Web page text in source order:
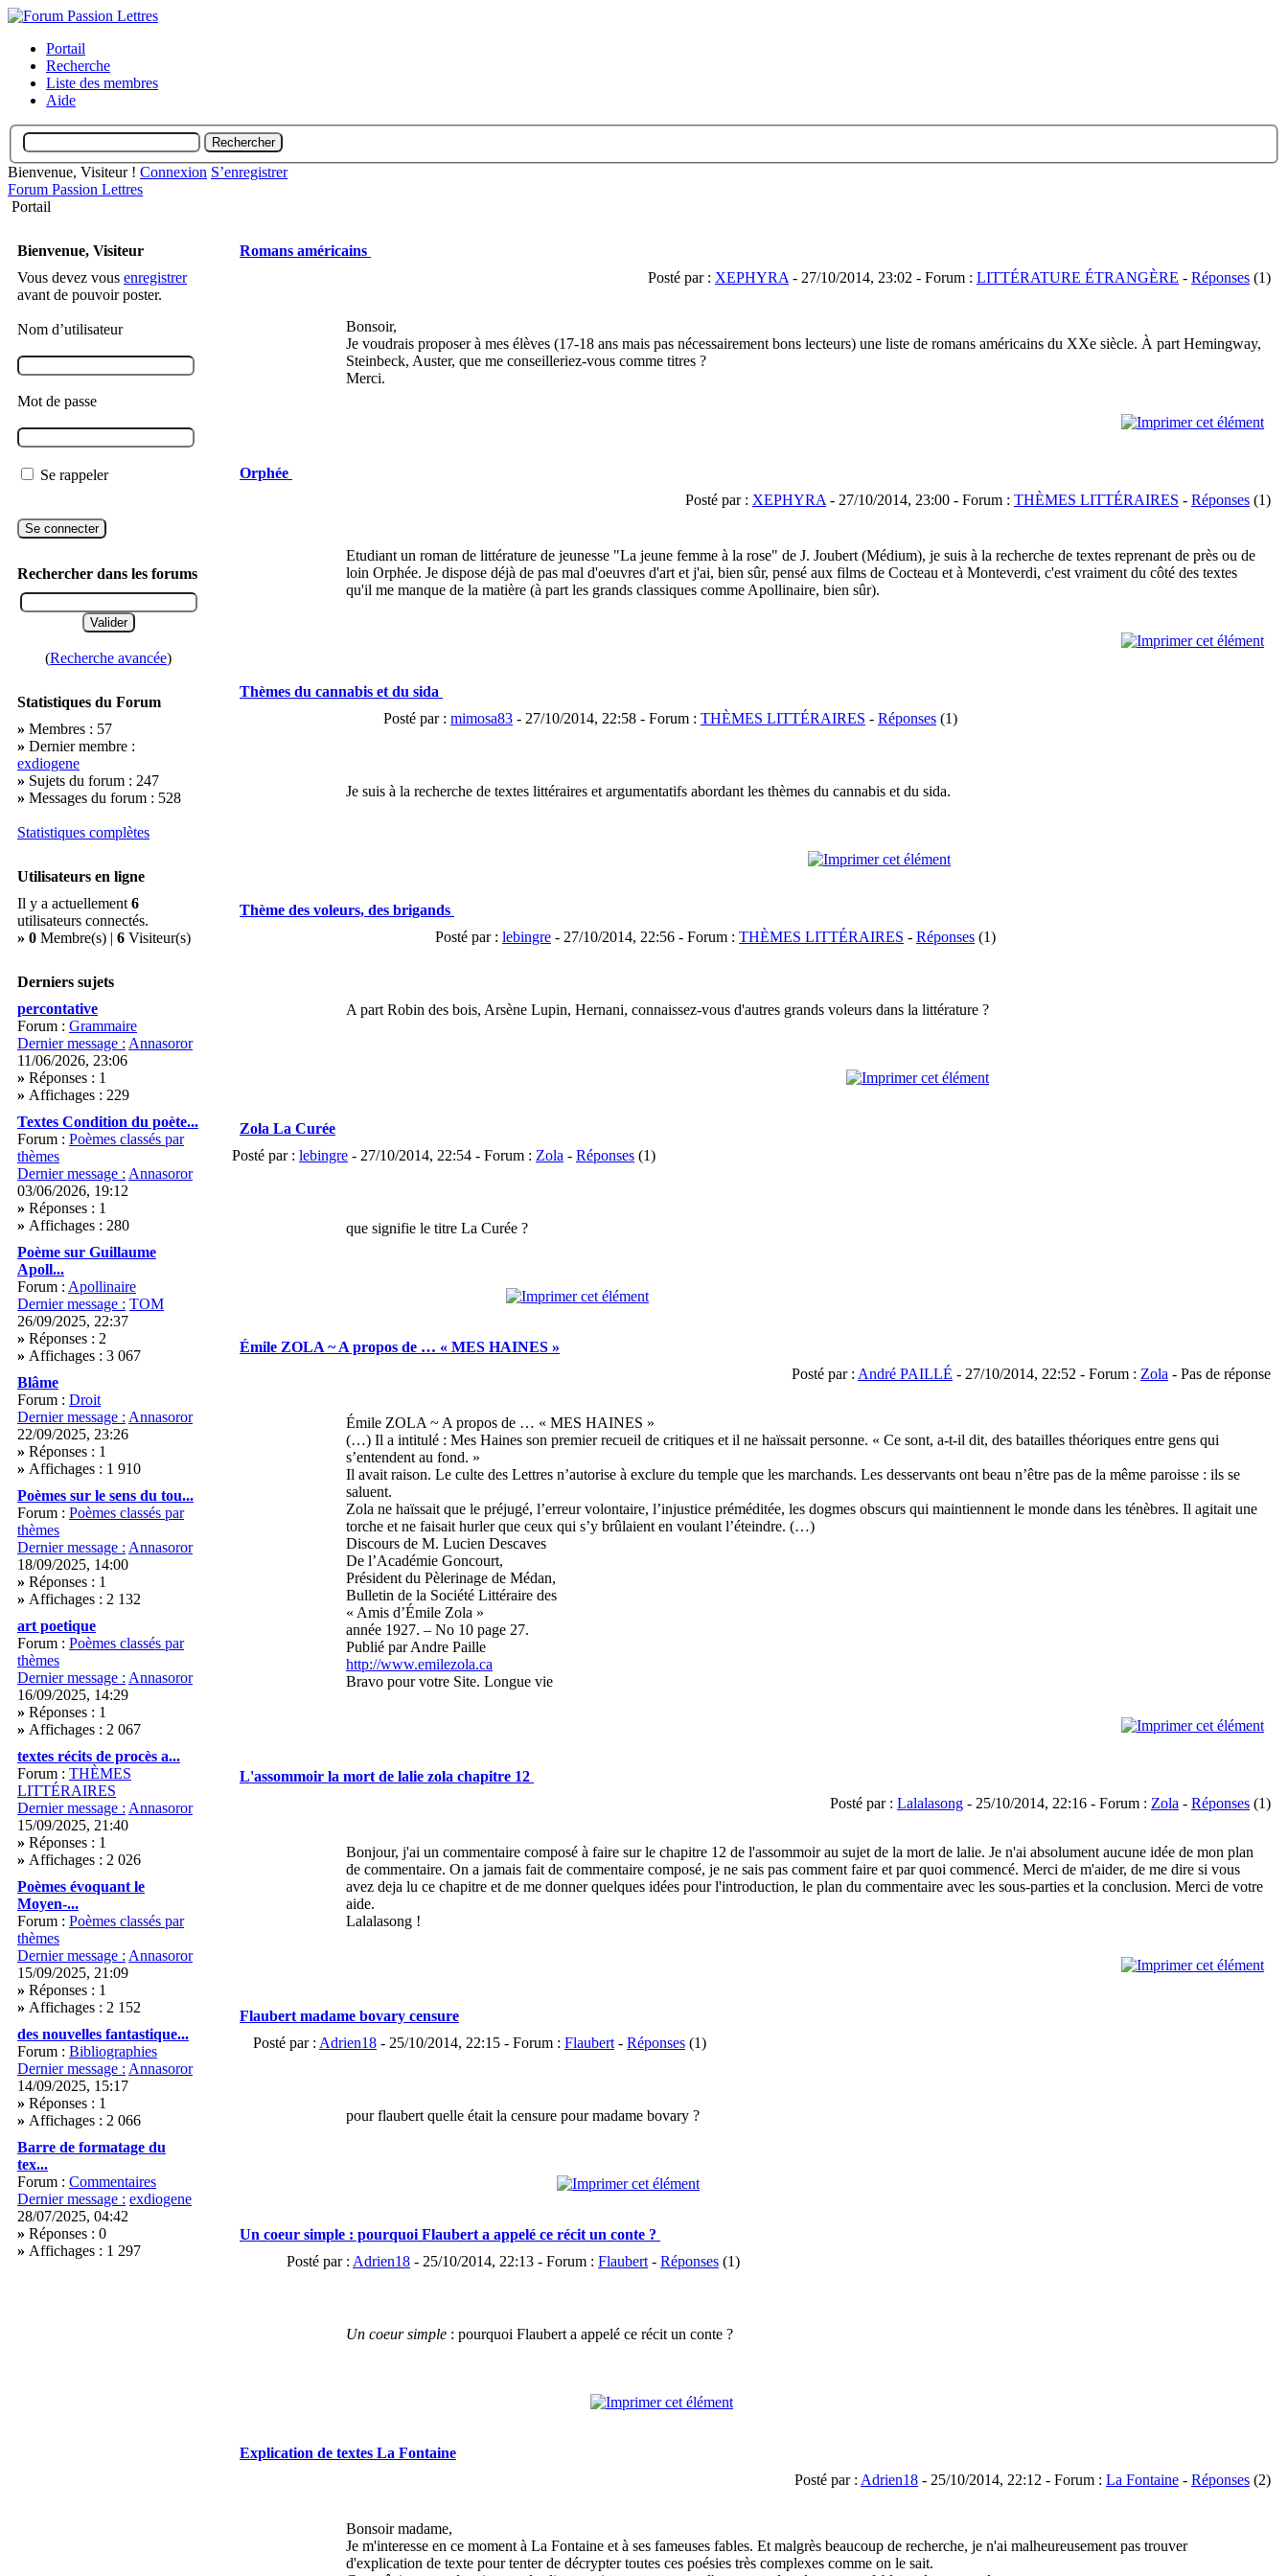
Portail
Recherche
Liste des membres
Aide
Bienvenue, Visiteur ! Connexion S’enregistrer
Forum Passion Lettres
Portail
Bienvenue, Visiteur
Vous devez vous enregistrer
avant de pouvoir poster.
Nom d’utilisateur
Mot de passe
Se rappeler
Rechercher dans les forums
(Recherche avancée)
Statistiques du Forum
» Membres : 57
» Dernier membre :
exdiogene
» Sujets du forum : 247
» Messages du forum : 528
Statistiques complètes
Utilisateurs en ligne
Il y a actuellement 6
utilisateurs connectés.
» 0 Membre(s) | 6 Visiteur(s)
Derniers sujets
percontative
Forum : Grammaire
Dernier message : Annasoror
11/06/2026, 23:06
» Réponses : 1
» Affichages : 229
Textes Condition du poète...
Forum : Poèmes classés par
thèmes
Dernier message : Annasoror
03/06/2026, 19:12
» Réponses : 1
» Affichages : 280
Poème sur Guillaume
Apoll...
Forum : Apollinaire
Dernier message : TOM
26/09/2025, 22:37
» Réponses : 2
» Affichages : 3 067
Blâme
Forum : Droit
Dernier message : Annasoror
22/09/2025, 23:26
» Réponses : 1
» Affichages : 1 910
Poèmes sur le sens du tou...
Forum : Poèmes classés par
thèmes
Dernier message : Annasoror
18/09/2025, 14:00
» Réponses : 1
» Affichages : 2 132
art poetique
Forum : Poèmes classés par
thèmes
Dernier message : Annasoror
16/09/2025, 14:29
» Réponses : 1
» Affichages : 2 067
textes récits de procès a...
Forum : THÈMES
LITTÉRAIRES
Dernier message : Annasoror
15/09/2025, 21:40
» Réponses : 1
» Affichages : 2 026
Poèmes évoquant le
Moyen-...
Forum : Poèmes classés par
thèmes
Dernier message : Annasoror
15/09/2025, 21:09
» Réponses : 1
» Affichages : 2 152
des nouvelles fantastique...
Forum : Bibliographies
Dernier message : Annasoror
14/09/2025, 15:17
» Réponses : 1
» Affichages : 2 066
Barre de formatage du
tex...
Forum : Commentaires
Dernier message : exdiogene
28/07/2025, 04:42
» Réponses : 0
» Affichages : 1 297
Romans américains
Posté par : XEPHYRA - 27/10/2014, 23:02 - Forum : LITTÉRATURE ÉTRANGÈRE - Réponses (1)
Bonsoir,
Je voudrais proposer à mes élèves (17-18 ans mais pas nécessairement bons lecteurs) une liste de romans américains du XXe siècle. À part Hemingway,
Steinbeck, Auster, que me conseilleriez-vous comme titres ?
Merci.
Orphée
Posté par : XEPHYRA - 27/10/2014, 23:00 - Forum : THÈMES LITTÉRAIRES - Réponses (1)
Etudiant un roman de littérature de jeunesse "La jeune femme à la rose" de J. Joubert (Médium), je suis à la recherche de textes reprenant de près ou de
loin Orphée. Je dispose déjà de pas mal d'oeuvres d'art et j'ai, bien sûr, pensé aux films de Cocteau et à Monteverdi, c'est vraiment du côté des textes
qu'il me manque de la matière (à part les grands classiques comme Apollinaire, bien sûr).
Thèmes du cannabis et du sida
Posté par : mimosa83 - 27/10/2014, 22:58 - Forum : THÈMES LITTÉRAIRES - Réponses (1)
Je suis à la recherche de textes littéraires et argumentatifs abordant les thèmes du cannabis et du sida.
Thème des voleurs, des brigands
Posté par : lebingre - 27/10/2014, 22:56 - Forum : THÈMES LITTÉRAIRES - Réponses (1)
A part Robin des bois, Arsène Lupin, Hernani, connaissez-vous d'autres grands voleurs dans la littérature ?
Zola La Curée
Posté par : lebingre - 27/10/2014, 22:54 - Forum : Zola - Réponses (1)
que signifie le titre La Curée ?
Émile ZOLA ~ A propos de … « MES HAINES »
Posté par : André PAILLÉ - 27/10/2014, 22:52 - Forum : Zola - Pas de réponse
Émile ZOLA ~ A propos de … « MES HAINES »
(…) Il a intitulé : Mes Haines son premier recueil de critiques et il ne haïssait personne. « Ce sont, a-t-il dit, des batailles théoriques entre gens qui
s’entendent au fond. »
Il avait raison. Le culte des Lettres n’autorise à exclure du temple que les marchands. Les desservants ont beau n’être pas de la même paroisse : ils se
saluent.
Zola ne haïssait que le préjugé, l’erreur volontaire, l’injustice préméditée, les dogmes obscurs qui maintiennent le monde dans les ténèbres. Il agitait une
torche et ne faisait hurler que ceux qui s’y brûlaient en voulant l’éteindre. (…)
Discours de M. Lucien Descaves
De l’Académie Goncourt,
Président du Pèlerinage de Médan,
Bulletin de la Société Littéraire des
« Amis d’Émile Zola »
année 1927. – No 10 page 27.
Publié par Andre Paille
http://www.emilezola.ca
Bravo pour votre Site. Longue vie
L'assommoir la mort de lalie zola chapitre 12
Posté par : Lalalasong - 25/10/2014, 22:16 - Forum : Zola - Réponses (1)
Bonjour, j'ai un commentaire composé à faire sur le chapitre 12 de l'assommoir au sujet de la mort de lalie. Je n'ai absolument aucune idée de mon plan
de commentaire. On a jamais fait de commentaire composé, je ne sais pas comment faire et par quoi commencé. Merci de m'aider, de me dire si vous
avez deja lu ce chapitre et de me donner quelques idées pour l'introduction, le plan du commentaire avec les sous-parties et la conclusion. Merci de votre
aide.
Lalalasong !
Flaubert madame bovary censure
Posté par : Adrien18 - 25/10/2014, 22:15 - Forum : Flaubert - Réponses (1)
pour flaubert quelle était la censure pour madame bovary ?
Un coeur simple : pourquoi Flaubert a appelé ce récit un conte ?
Posté par : Adrien18 - 25/10/2014, 22:13 - Forum : Flaubert - Réponses (1)
Un coeur simple : pourquoi Flaubert a appelé ce récit un conte ?
Explication de textes La Fontaine
Posté par : Adrien18 - 25/10/2014, 22:12 - Forum : La Fontaine - Réponses (2)
Bonsoir madame,
Je m'interesse en ce moment à La Fontaine et à ses fameuses fables. Et malgrès beaucoup de recherche, je n'ai malheureusement pas trouver
d'explication de texte pour tenter de décrypter toutes ces poésies très complexes comme on le sait.